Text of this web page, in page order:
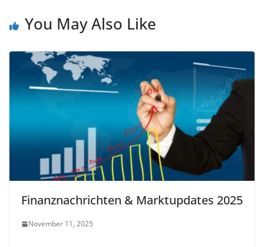
You May Also Like
Finanznachrichten & Marktupdates 2025
November 11, 2025